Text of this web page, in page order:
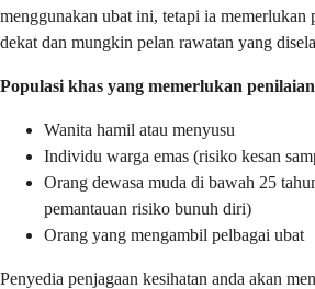
menggunakan ubat ini, tetapi ia memerlukan
dekat dan mungkin pelan rawatan yang
Populasi khas yang memerlukan
Wanita hamil atau menyusu
Individu warga emas (risiko kesan
Orang dewasa muda di bawah 25
pemantauan risiko bunuh diri)
Orang yang mengambil pelbagai ubat
Penyedia penjagaan kesihatan anda akan